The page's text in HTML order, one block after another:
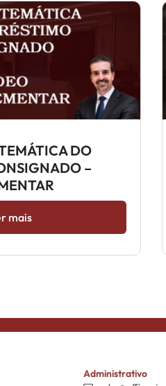
DO
–
mais
Administrativo